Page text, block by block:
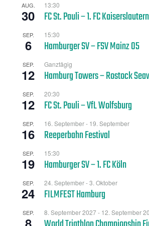
AUG.
30
13:30
FC St. Pauli – 1. FC Kaiserslautern
SEP.
6
15:30
Hamburger SV – FSV Mainz 05
SEP.
12
Ganztägig
Hamburg Towers – Rostock
SEP.
12
20:30
FC St. Pauli – VfL Wolfsburg
SEP.
16
16. September- 19. September
Reeperbahn Festival
SEP.
19
15:30
Hamburger SV – 1. FC Köln
SEP.
24
24. September-3. Oktober
FILMFEST Hamburg
SEP. 8. September 2027- 12. September